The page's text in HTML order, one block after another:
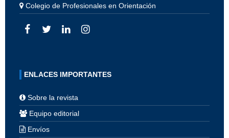
Colegio de Profesionales en Orientación
ENLACES IMPORTANTES
Sobre la revista
Equipo editorial
Envíos